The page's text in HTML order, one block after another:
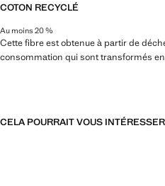
COTON RECYCLÉ
Au moins 20 %
Cette fibre est obtenue à partir de
consommation qui sont transformés
CELA POURRAIT VOUS INTÉRESSER